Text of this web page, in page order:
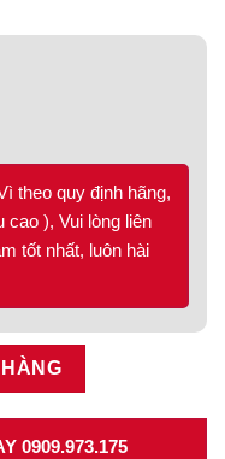
theo quy định hãng,
cao ), Vui lòng liên
tốt nhất, luôn hài
số lượng
0909.973.175